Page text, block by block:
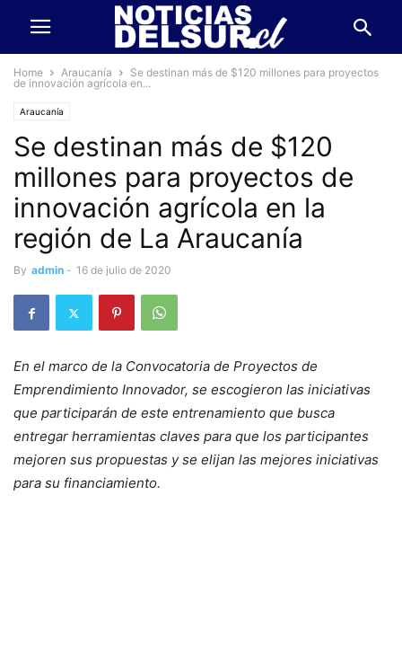
Home Araucanía
Se destinan más de $120 millones para proyectos
de innovación agrícola en...
Araucanía
Se destinan más de $120
millones para proyectos de
innovación agrícola en la
región de La Araucanía
By admin - 16 de julio de 2020
En el marco de la Convocatoria de Proyectos de
Emprendimiento Innovador, se escogieron las iniciativas
que participarán de este entrenamiento que busca
entregar herramientas claves para que los participantes
mejoren sus propuestas y se elijan las mejores iniciativas
para su financiamiento.